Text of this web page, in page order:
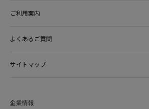
ご利用案内
よくあるご質問
サイトマップ
企業情報